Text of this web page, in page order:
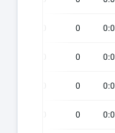
0:0
0
0:0
0
0:0
0
0:0
0